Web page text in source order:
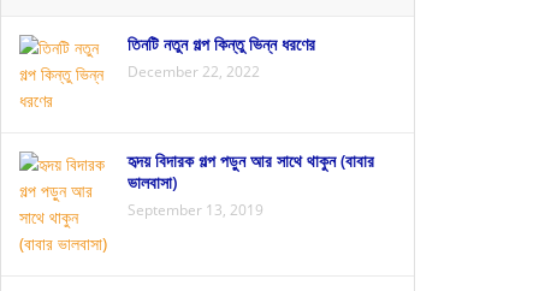
তিনটি নতুন গল্প কিন্তু ভিন্ন ধরণের
December 22, 2022
হৃদয় বিদারক গল্প পড়ুন আর সাথে থাকুন (বাবার
ভালবাসা)
September 13, 2019